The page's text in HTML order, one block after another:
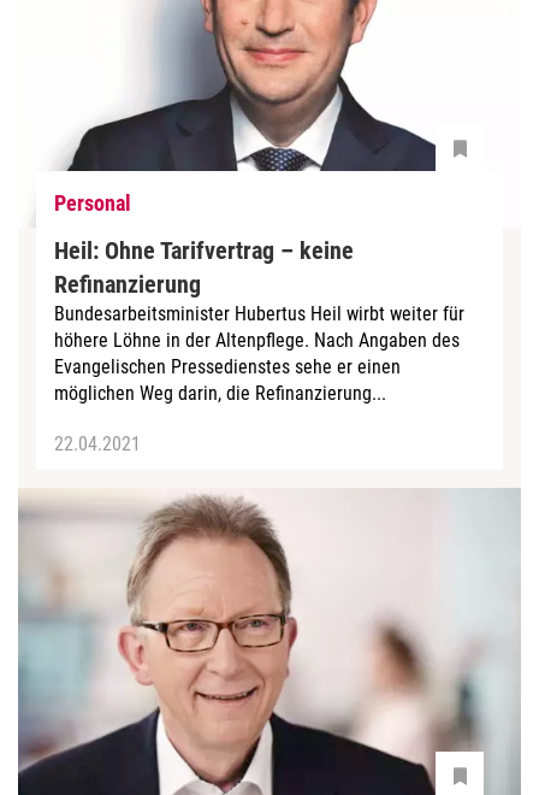
Personal
Heil: Ohne Tarifvertrag – keine
Refinanzierung
Bundesarbeitsminister Hubertus Heil wirbt weiter für
höhere Löhne in der Altenpflege. Nach Angaben des
Evangelischen Pressedienstes sehe er einen
möglichen Weg darin, die Refinanzierung...
22.04.2021